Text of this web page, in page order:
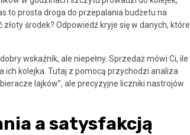
to prosta droga do przepalania budżetu na
środek? Odpowiedź kryje się w danych, które
wskaźnik, ale niepełny. Sprzedaż mówi Ci, ile
ich kolejka. Tutaj z pomocą przychodzi analiza
lajków”, ale precyzyjne liczniki nastrojów
a satysfakcją